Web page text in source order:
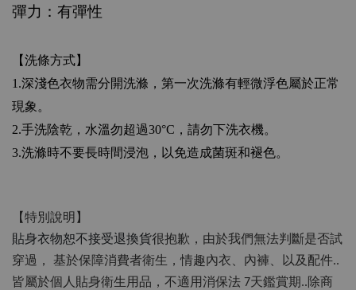
彈力：有彈性
【洗條方式】
1.深淺色衣物需分開洗滌，第一次洗滌有輕微浮色屬於正常
現象。
2.手洗陰乾，水溫勿超過30°C ，請勿下洗衣機。
3.洗滌時不要長時間浸泡，以免造成菌斑和褪色。
【特別說明】
貼身衣物恕不接受退換貨很抱歉，由於我們無法判斷是否試
穿過，
基於保障消費者衛生，情趣內衣、內褲、以及配件..
皆屬於個人貼身衛生用品，不適用消保法 7天鑑賞期..除商